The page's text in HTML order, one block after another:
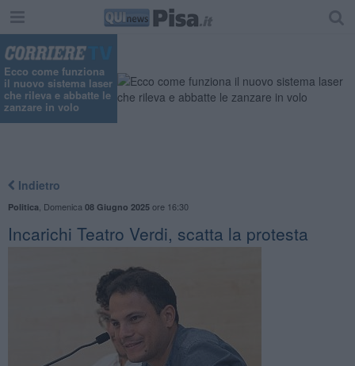
Ecco come funziona
il nuovo sistema laser
che rileva e abbatte le
zanzare in volo
Indietro
Politica Domenica 08 Giugno 2025ore 16:30
Incarichi Teatro Verdi, scatta la protesta